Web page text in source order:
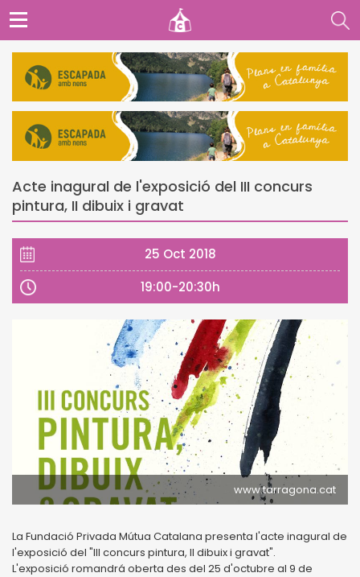
Acte inagural de l'exposició del III concurs
pintura, II dibuix i gravat
25 Oct 2018
19:00-20:30h
www.tarragona.cat
La Fundació Privada Mútua Catalana presenta l'acte inagural de
l'exposició del "III concurs pintura, II dibuix i gravat".
L'exposició romandrá oberta des del 25 d'octubre al 9 de